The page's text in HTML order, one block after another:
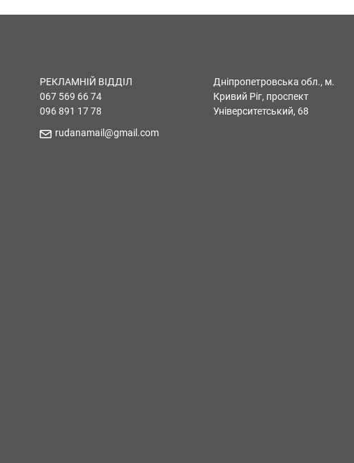
РЕКЛАМНІЙ ВІДДІЛ
067 569 66 74
096 891 17 78
rudanamail@gmail.com
Дніпропетровська обл., м.
Кривий Ріг, проспект
Університетський, 68